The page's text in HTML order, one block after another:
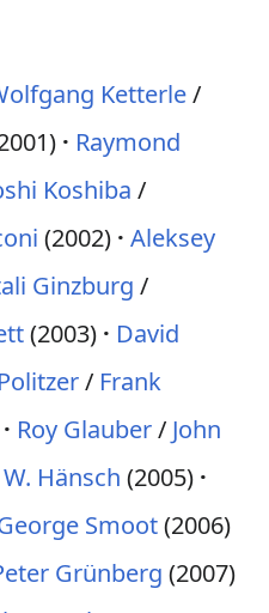
Ketterle/
Raymond
Koshiba /
(2002) Aleksey
Ginzburg /
(2003)
David
/ Frank
Roy Glauber/ John
Hänsch (2005)
Smoot(2006)
Grünberg (2007)